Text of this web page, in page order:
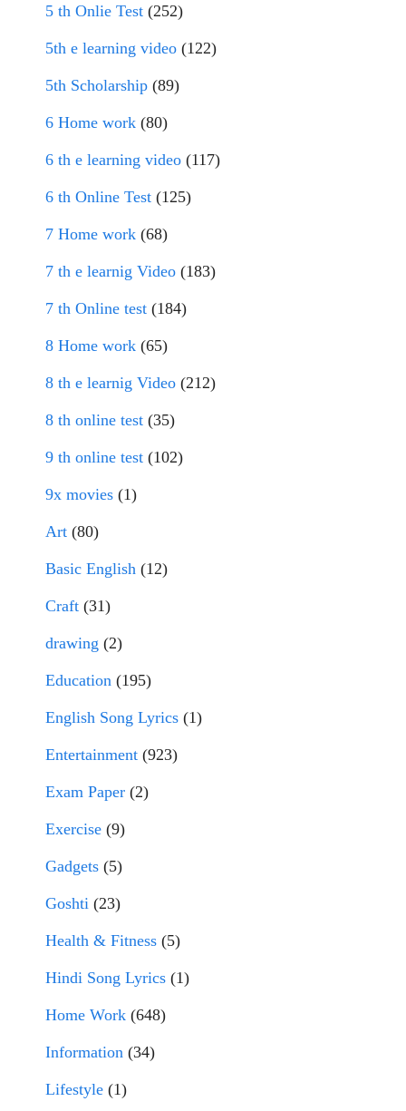
5 th Onlie Test (252)
5th e learning video (122)
5th Scholarship (89)
6 Home work (80)
6 th e learning video (117)
6 th Online Test (125)
7 Home work (68)
7 th e learnig Video (183)
7 th Online test (184)
8 Home work (65)
8 th e learnig Video (212)
8 th online test (35)
9 th online test (102)
9x movies (1)
Art (80)
Basic English (12)
Craft (31)
drawing (2)
Education (195)
English Song Lyrics (1)
Entertainment (923)
Exam Paper (2)
Exercise (9)
Gadgets (5)
Goshti (23)
Health & Fitness (5)
Hindi Song Lyrics (1)
Home Work (648)
Information (34)
Lifestyle (1)